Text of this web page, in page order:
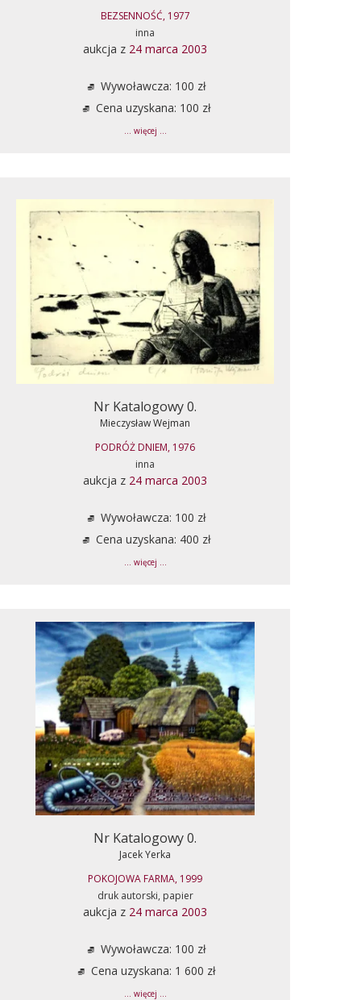
BEZSENNOŚĆ, 1977
inna
aukcja z 24 marca 2003
Wywoławcza: 100 zł
Cena uzyskana: 100 zł
... więcej ...
Nr Katalogowy 0.
Mieczysław Wejman
PODRÓŻ DNIEM, 1976
inna
aukcja z 24 marca 2003
Wywoławcza: 100 zł
Cena uzyskana: 400 zł
... więcej ...
Nr Katalogowy 0.
Jacek Yerka
POKOJOWA FARMA, 1999
druk autorski, papier
aukcja z 24 marca 2003
Wywoławcza: 100 zł
Cena uzyskana: 1 600 zł
... więcej ...